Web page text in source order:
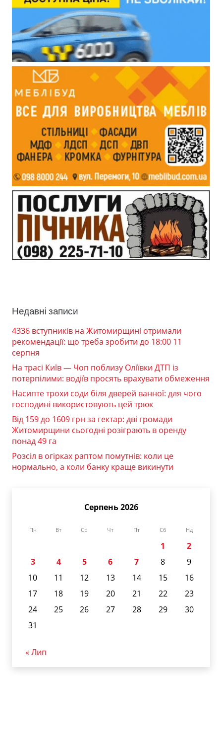
Недавні записи
4336 вступників на Житомирщині отримали
рекомендації: що треба зробити до 18:00 11
серпня
На трасі Київ — Чоп поблизу Оліївки ДТП із
потерпілими: водіїв просять врахувати обмеження
Насипте трохи соди біля дверей ванної: для чого
господині використовують цей трюк
Від 159 до 1609 грн за гектар: дві громади
Житомирщини сьогодні розіграють в оренду
понад 49 га
Розсіл в огірках раптом помутнів: коли це
нормально, а коли банку краще викинути
Серпень 2026
Пн Вт Ср Чт Пт Сб Нд
1
2
3
4 5 6 7 8
9
10
11 12 13 14 15
16
17
18 19 20 21 22
23
24
25 26 27 28 29
30
31
« Лип